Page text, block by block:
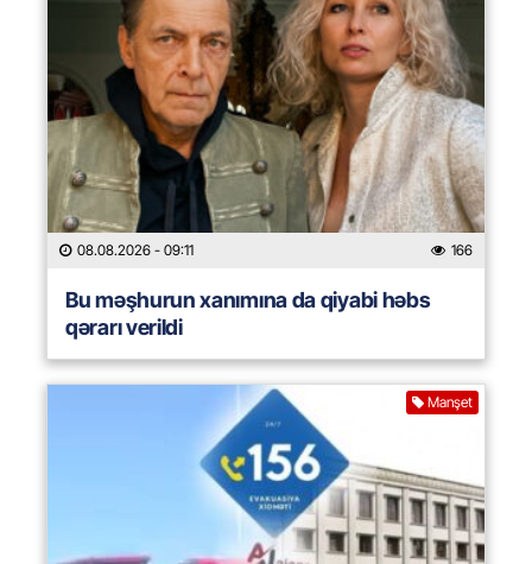
08.08.2026 - 09:11 166
Bu məşhurun xanımına da qiyabi həbs
qərarı verildi
Manşet